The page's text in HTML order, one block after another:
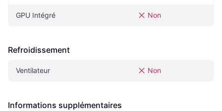
GPU Intégré Non
Refroidissement
Ventilateur Non
Informations supplémentaires